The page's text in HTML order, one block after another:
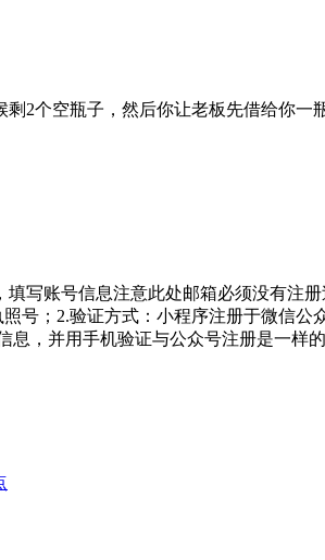
2个空瓶子，然后你让老板先借给你一
写账号信息注意此处邮箱必须没有注
号；2.验证方式：小程序注册于微信公
，并用手机验证与公众号注册是一样